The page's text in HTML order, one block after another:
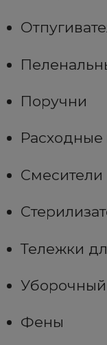
Поручни
Смесители
Тележки
Фены